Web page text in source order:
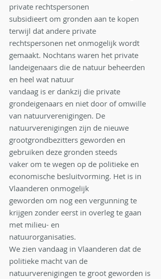
private rechtspersonen
subsidieert om gronden aan te kopen
terwijl dat andere private
rechtspersonen net onmogelijk wordt
gemaakt. Nochtans waren het private
landeigenaars die de natuur beheerden
en heel wat natuur
vandaag is er dankzij die private
grondeigenaars en niet door of omwille
van natuurverenigingen. De
natuurverenigingen zijn de nieuwe
grootgrondbezitters geworden en
gebruiken deze gronden steeds
vaker om te wegen op de politieke en
economische besluitvorming. Het is in
Vlaanderen onmogelijk
geworden om nog een vergunning te
krijgen zonder eerst in overleg te gaan
met milieu- en
natuurorganisaties.
We zien vandaag in Vlaanderen dat de
politieke macht van de
natuurverenigingen te groot geworden is